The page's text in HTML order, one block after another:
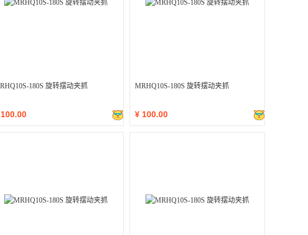
180S 旋转摆动夹抓
100.00
MRHQ10S-180S 旋转摆动夹抓
¥ 100.00